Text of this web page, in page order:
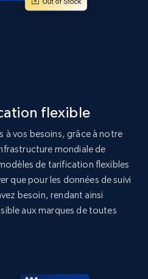
Description, Initial
dataset -
keyword search
Description, Initial
Reviews count, and
flexible
à vos besoins, grâce à notre
mondiale de
de tarification flexibles
que pour les données de suivi
besoin, rendant ainsi
aux marques de toutes